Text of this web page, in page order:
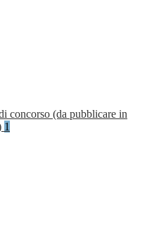
concorso (da pubblicare in
1